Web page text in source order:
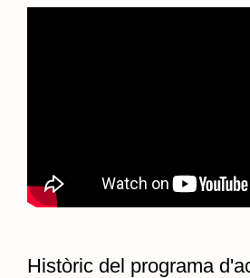
Històric del programa